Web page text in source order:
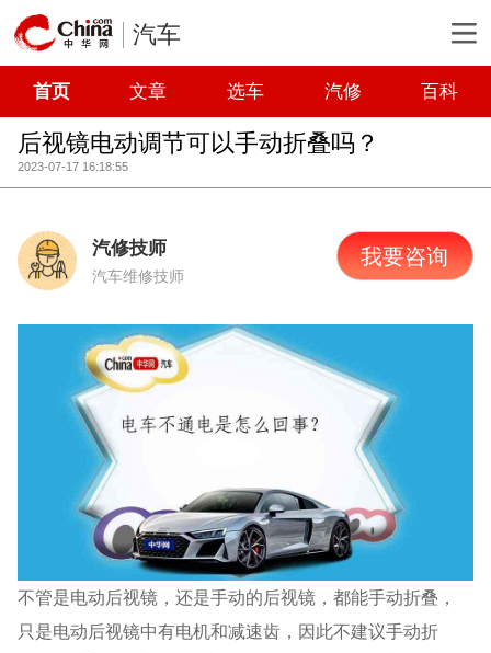
汽车
首页 文章 选车 汽修 百科
后视镜电动调节可以手动折叠吗？
2023-07-17 16:18:55
汽修技师
汽车维修技师
我要咨询
不管是电动后视镜，还是手动的后视镜，都能手动折叠，
只是电动后视镜中有电机和减速齿，因此不建议手动折